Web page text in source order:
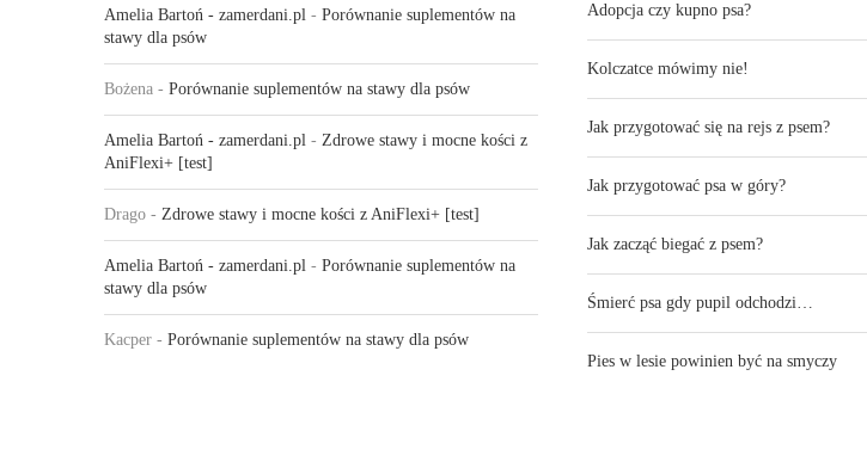
Amelia Bartoń - zamerdani.pl - Porównanie suplementów na
stawy dla psów
Bożena - Porównanie suplementów na stawy dla psów
Amelia Bartoń - zamerdani.pl - Zdrowe stawy i mocne kości z
AniFlexi+ [test]
Drago - Zdrowe stawy i mocne kości z AniFlexi+ [test]
Amelia Bartoń - zamerdani.pl - Porównanie suplementów na
stawy dla psów
Kacper - Porównanie suplementów na stawy dla psów
Adopcja czy kupno psa?
Kolczatce mówimy nie!
Jak przygotować się na rejs z psem?
Jak przygotować psa w góry?
Jak zacząć biegać z psem?
Śmierć psa gdy pupil odchodzi…
Pies w lesie powinien być na smyczy